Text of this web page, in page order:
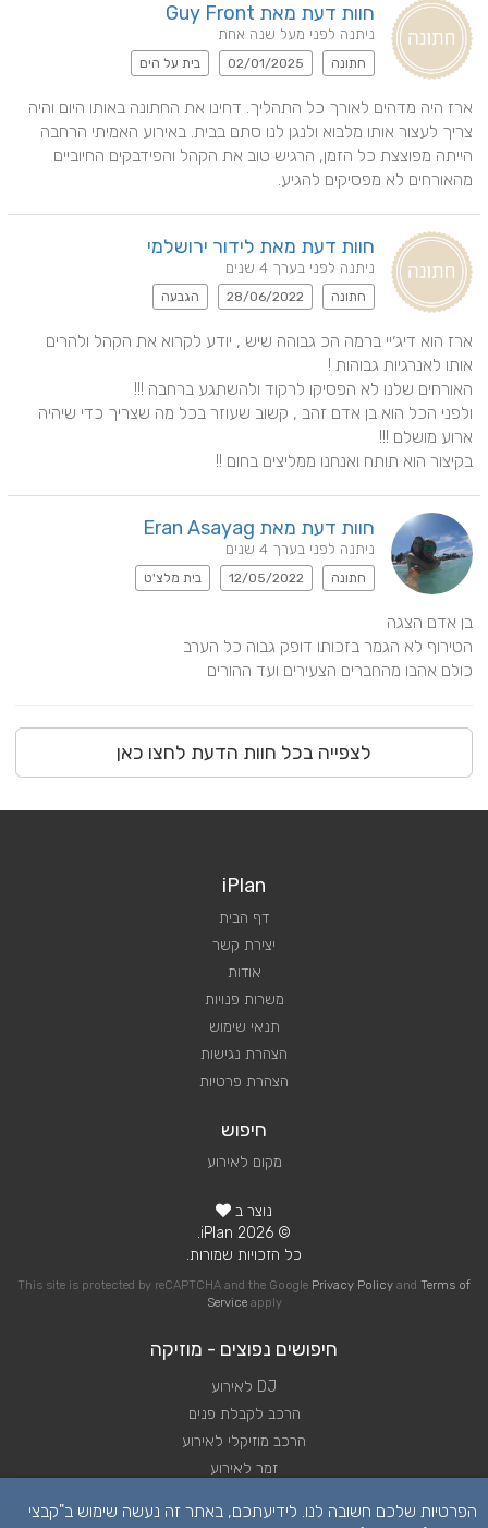
חוות דעת מאת Guy Front
ניתנה לפני מעל שנה אחת
חתונה 02/01/2025 בית על הים
מהאורחים לא מפסיקים להגיע.
חוות דעת מאת לידור ירושלמי
ניתנה לפני בערך 4 שנים
חתונה 28/06/2022 הגבעה
בקיצור הוא תותח ואנחנו ממליצים בחום !!
חוות דעת מאת Eran Asayag
ניתנה לפני בערך 4 שנים
חתונה 12/05/2022 בית מלצ'ט
כולם אהבו מהחברים הצעירים ועד ההורים
לצפייה בכל חוות הדעת לחצו כאן
iPlan
דף הבית
יצירת קשר
אודות
משרות פנויות
תנאי שימוש
הצהרת נגישות
הצהרת פרטיות
חיפוש
מקום לאירוע
נוצר ב
© 2026 iPlan.
כל הזכויות שמורות.
This site is protected by reCAPTCHA and the Google Privacy Policy and Terms of
Serviceapply
חיפושים נפוצים - מוזיקה
DJ לאירוע
הרכב לקבלת פנים
הרכב מוזיקלי לאירוע
זמר לאירוע
נגן לאירוע
הפרטיות שלכם חשובה לנו. לידיעתכם, באתר זה נעשה שימוש ב"קבצי